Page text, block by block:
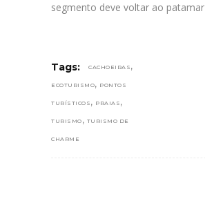
segmento deve voltar ao patamar
Tags: CACHOEIRAS ,
ECOTURISMO, PONTOS
TURÍSTICOS , PRAIAS ,
TURISMO , TURISMO DE
CHARME